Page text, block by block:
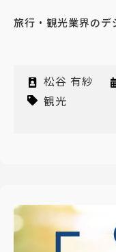
旅行・観光業界の
松谷 有紗
観光